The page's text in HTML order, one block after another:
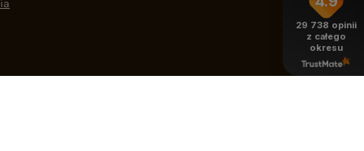
29 738 opinii
z całego
okresu